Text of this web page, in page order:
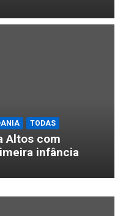
TODAS
Altos com
infância